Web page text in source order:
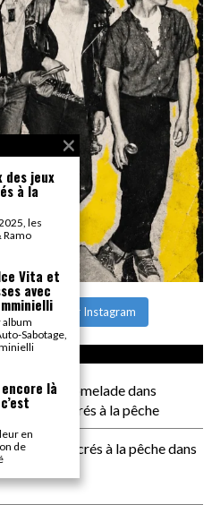
Suivre sur Instagram
SEC
comme P comeladedans
consacrés à la pêche
consacrés à la pêchedans
des jeux
à la
les
Ramo
Vita et
avec
Sabotage,
encore là
en
de